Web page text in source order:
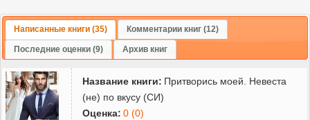
Написанные книги (35) Комментарии книг (12)
Последние оценки (9) Архив книг
Название книги: Притворись моей. Невеста
(не) по вкусу (СИ)
Оценка: 0 (0)